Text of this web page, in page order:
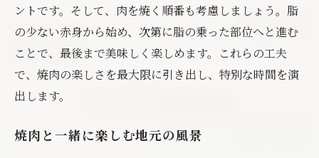
ントです。そして、肉を焼く順番も考慮しましょう。脂
の少ない赤身から始め、次第に脂の乗った部位へと進む
ことで、最後まで美味しく楽しめます。これらの工夫
で、焼肉の楽しさを最大限に引き出し、特別な時間を演
出します。
焼肉と一緒に楽しむ地元の風景